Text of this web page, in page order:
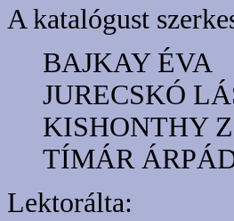
A katalógust
BAJKAY ÉVA
JURECSKÓ
KISHONTHY
TÍMÁR
Lektorálta: